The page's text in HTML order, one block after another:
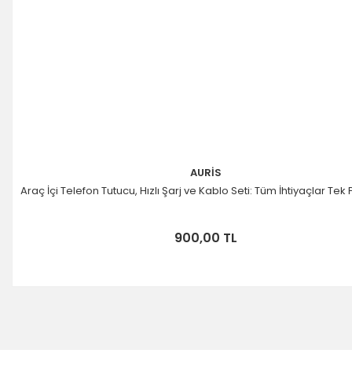
AURİS
Araç İçi Telefon Tutucu, Hızlı Şarj ve Kablo Seti: Tüm İhtiyaçlar Tek
900,00 TL